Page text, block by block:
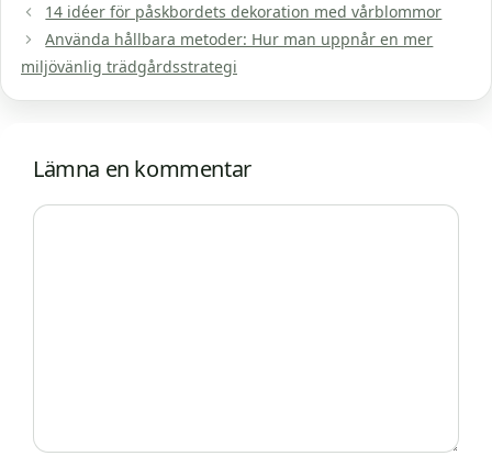
14 idéer för påskbordets dekoration med vårblommor
Använda hållbara metoder: Hur man uppnår en mer
miljövänlig trädgårdsstrategi
Lämna en kommentar
Kommentar